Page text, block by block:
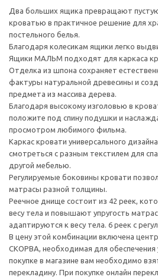
Два больших ящика превращают
кроватью в практичное решение для
постельного белья.
Благодаря колесикам ящики легко
Ящики МАЛЬМ подходят для каркаса
Отделка из шпона сохраняет
фактуры натуральной древесины и
предмета из массива дерева.
Благодаря высокому изголовью в
положите под спину подушки и
просмотром любимого фильма.
Каркас кровати универсального
смотреться с разным текстилем для
другой мебелью.
Регулируемые боковины кровати
матрасы разной толщины.
Реечное днище состоит из 42 реек,
весу тела и повышают упругость
адаптируются к весу тела. 6 реек с
В цену этой комбинации включена
СКОРВА, необходимая для обеспечения
покупке в магазине вам необходимо
перекладину. При покупке онлайн